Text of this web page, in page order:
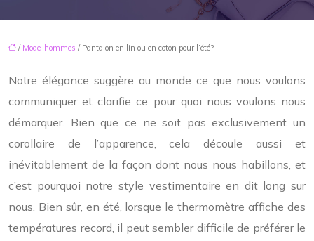
/ Mode-hommes / Pantalon en lin ou en coton pour l’été?
Notre élégance suggère au monde ce que nous voulons
communiquer et clarifie ce pour quoi nous voulons nous
démarquer. Bien que ce ne soit pas exclusivement un
corollaire de l’apparence, cela découle aussi et
inévitablement de la façon dont nous nous habillons, et
c’est pourquoi notre style vestimentaire en dit long sur
nous. Bien sûr, en été, lorsque le thermomètre affiche des
températures record, il peut sembler difficile de préférer le